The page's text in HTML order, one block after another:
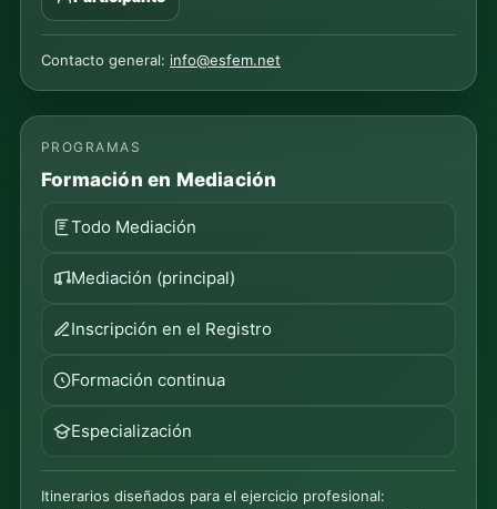
Contacto general: info@esfem.net
PROGRAMAS
Formación en Mediación
Todo Mediación
Mediación (principal)
Inscripción en el Registro
Formación continua
Especialización
Itinerarios diseñados para el ejercicio profesional: